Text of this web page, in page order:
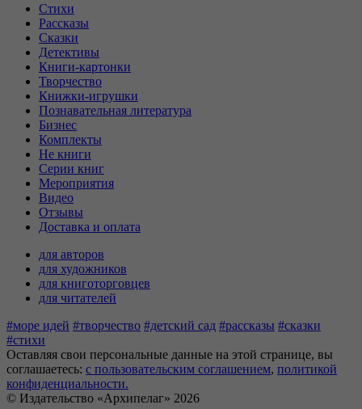
Стихи
Рассказы
Сказки
Детективы
Книги-картонки
Творчество
Книжки-игрушки
Познавательная литература
Бизнес
Комплекты
Не книги
Серии книг
Мероприятия
Видео
Отзывы
Доставка и оплата
для авторов
для художников
для книготорговцев
для читателей
#море идей #творчество #детский сад #рассказы #сказки
#стихи
Оставляя свои персональные данные на этой странице, вы
соглашаетесь: c пользовательским соглашением, политикой
конфиденциальности.
© Издательство «Архипелаг» 2026